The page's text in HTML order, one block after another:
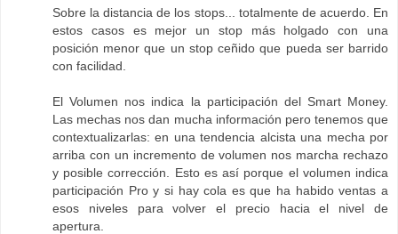
Sobre la distancia de los stops... totalmente de acuerdo. En
estos casos es mejor un stop más holgado con una
posición menor que un stop ceñido que pueda ser barrido
con facilidad.
El Volumen nos indica la participación del Smart Money.
Las mechas nos dan mucha información pero tenemos que
contextualizarlas: en una tendencia alcista una mecha por
arriba con un incremento de volumen nos marcha rechazo
y posible corrección. Esto es así porque el volumen indica
participación Pro y si hay cola es que ha habido ventas a
esos niveles para volver el precio hacia el nivel de
apertura.